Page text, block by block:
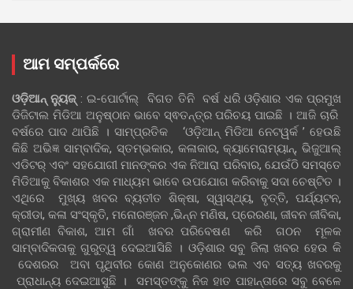
ଆମ ସମ୍ପର୍କରେ
ଓଡ଼ିଆନ୍‍ ନ୍ୟୁଜ୍‍: ଇ-ପୋର୍ଟାଲ୍ ବିଗତ ତିନି ବର୍ଷ ଧରି ଓଡ଼ିଶାର ଏକ ପ୍ରମୁଖ
ଡିଜିଟାଲ ମିଡିଆ ଅନୁଷ୍ଠାନ ଭାବେ ସ୍ଵତନ୍ତ୍ର ପରିଚୟ ପାଇଛି । ଆଜି ଚାରି
ବର୍ଷରେ ପାଦ ଥାପିଛି । ସାମ୍ପ୍ରତିକ ‘ଓଡ଼ିଆନ୍‍ ମିଡିଆ ନେଟୱର୍କ ’ ହେଉଛି
କିଛି ଅଭିଜ୍ଞ ସାମ୍ବାଦିକ, ସ୍ତମ୍ଭକାର, କଳାକାର, କ୍ୟାମେରାମ୍ୟାନ୍, ଭିଜୁଆଲ୍
ଏଡିଟର୍ ଏବଂ ସହଯୋଗୀ ମାନଙ୍କର ଏକ ନିଆରା ପରିବାର, ଯେଉଁଠି ସମସ୍ତେ
ମିଡିଆକୁ ବିକାଶର ଏକ ମାଧ୍ୟମ ଭାବେ ଉପଯୋଗ କରିବାକୁ ସଦା ଚେଷ୍ଟିତ ।
ଏଥିରେ ମୁଖ୍ୟ ଖବର ବ୍ୟତୀତ ଶିକ୍ଷା, ସ୍ୱାସ୍ଥ୍ୟ, ବୃତ୍ତି, ପର୍ଯ୍ୟଟନ,
କ୍ରୀଡା, କଳା ସଂସ୍କୃତି, ମନୋରଞ୍ଜନ ,ଭିନ୍ନ ମଣିଷ, ପ୍ରେରଣା, ଜୀବନ ଜୀବିକା,
ଗ୍ରାମୀଣ ବିକାଶ, ଆମ ଗାଁ ଖବର ପରିବେଷଣ କରି ଗଠନ ମୂଳକ
ସାମ୍ବାଦିକତାକୁ ଗୁରୁତ୍ୱ ଦେଇଆସିଛି । ଓଡ଼ିଶାର ସବୁ ଜିଲା ଖବର ହେଉ କି
ଦେଶରର ଅବା ପୃଥିବୀର କୋଣ ଅନୁକୋଣର ଭଲ ଏବ ସତ୍ୟ ଖବରକୁ
ପ୍ରାଧାନ୍ୟ ଦେଇଆସୁଛି । ସମସ୍ତଙ୍କୁ ନିଜ ହାତ ପାହାନ୍ତାରେ ସବୁ ବେଳେ